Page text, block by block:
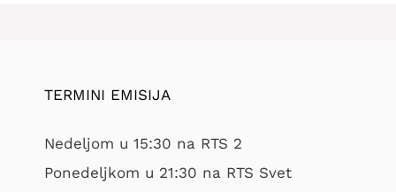
TERMINI EMISIJA
Nedeljom u 15:30 na RTS 2
Ponedeljkom u 21:30 na RTS Svet